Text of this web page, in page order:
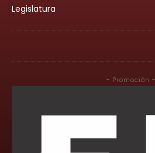
Legislatura
- Promoción -